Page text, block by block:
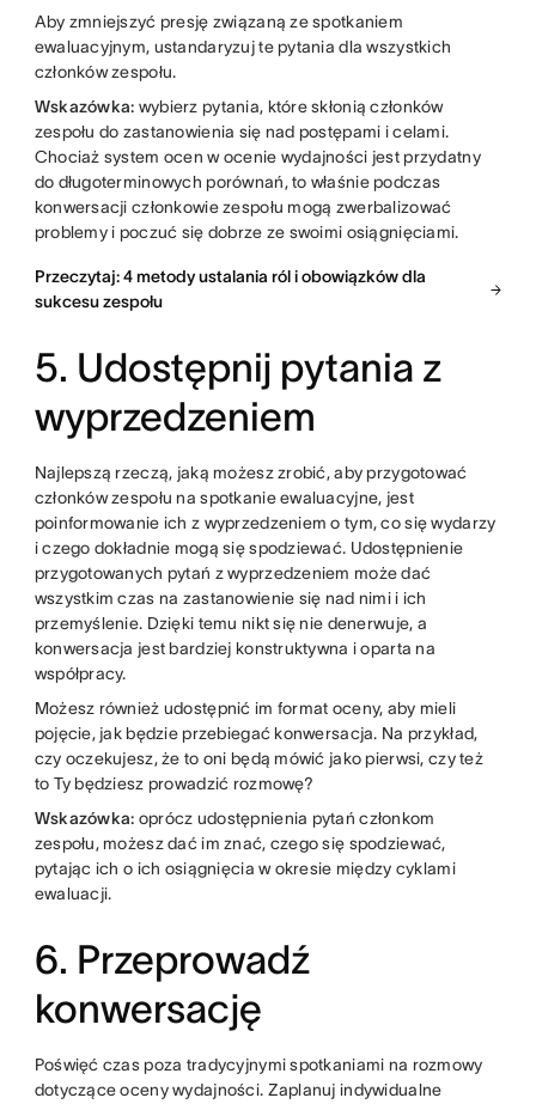
Aby zmniejszyć presję związaną ze spotkaniem
ewaluacyjnym, ustandaryzuj te pytania dla wszystkich
członków zespołu.
Wskazówka: wybierz pytania, które skłonią członków
zespołu do zastanowienia się nad postępami i celami.
Chociaż system ocen w ocenie wydajności jest przydatny
do długoterminowych porównań, to właśnie podczas
konwersacji członkowie zespołu mogą zwerbalizować
problemy i poczuć się dobrze ze swoimi osiągnięciami.
Przeczytaj: 4 metody ustalania ról i obowiązków dla
sukcesu zespołu
5. Udostępnij pytania z
wyprzedzeniem
Najlepszą rzeczą, jaką możesz zrobić, aby przygotować
członków zespołu na spotkanie ewaluacyjne, jest
poinformowanie ich z wyprzedzeniem o tym, co się wydarzy
i czego dokładnie mogą się spodziewać. Udostępnienie
przygotowanych pytań z wyprzedzeniem może dać
wszystkim czas na zastanowienie się nad nimi i ich
przemyślenie. Dzięki temu nikt się nie denerwuje, a
konwersacja jest bardziej konstruktywna i oparta na
współpracy.
Możesz również udostępnić im format oceny, aby mieli
pojęcie, jak będzie przebiegać konwersacja. Na przykład,
czy oczekujesz, że to oni będą mówić jako pierwsi, czy też
to Ty będziesz prowadzić rozmowę?
Wskazówka: oprócz udostępnienia pytań członkom
zespołu, możesz dać im znać, czego się spodziewać,
pytając ich o ich osiągnięcia w okresie między cyklami
ewaluacji.
6. Przeprowadź
konwersację
Poświęć czas poza tradycyjnymi spotkaniami na rozmowy
dotyczące oceny wydajności. Zaplanuj indywidualne